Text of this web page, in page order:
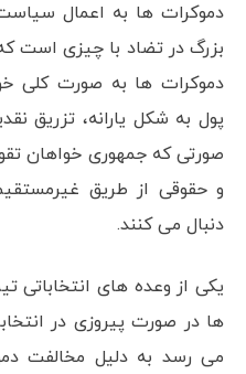
دموکرات ها به اعمال
بزرگ در تضاد با چیزی است
دموکرات ها به صورت کلی
پول به شکل یارانه، تزریق
صورتی که جمهوری خواهان
و حقوقی از طریق
دنبال می کنند.
یکی از وعده های انتخاباتی
ها در صورت پیروزی در
می رسد به دلیل مخالفت